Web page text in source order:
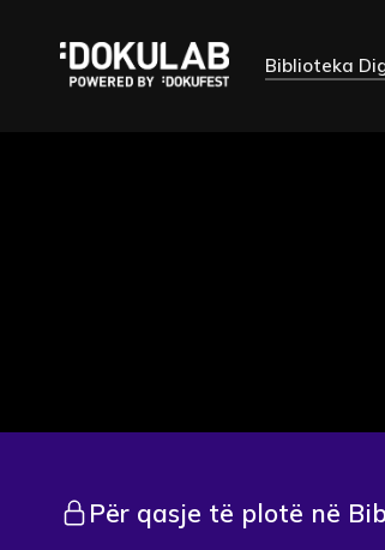
Biblioteka
Për qasje të plotë në